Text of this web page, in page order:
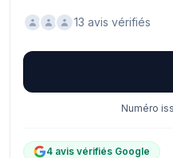
13 avis vérifiés
Numéro
4 avis vérifiés Google